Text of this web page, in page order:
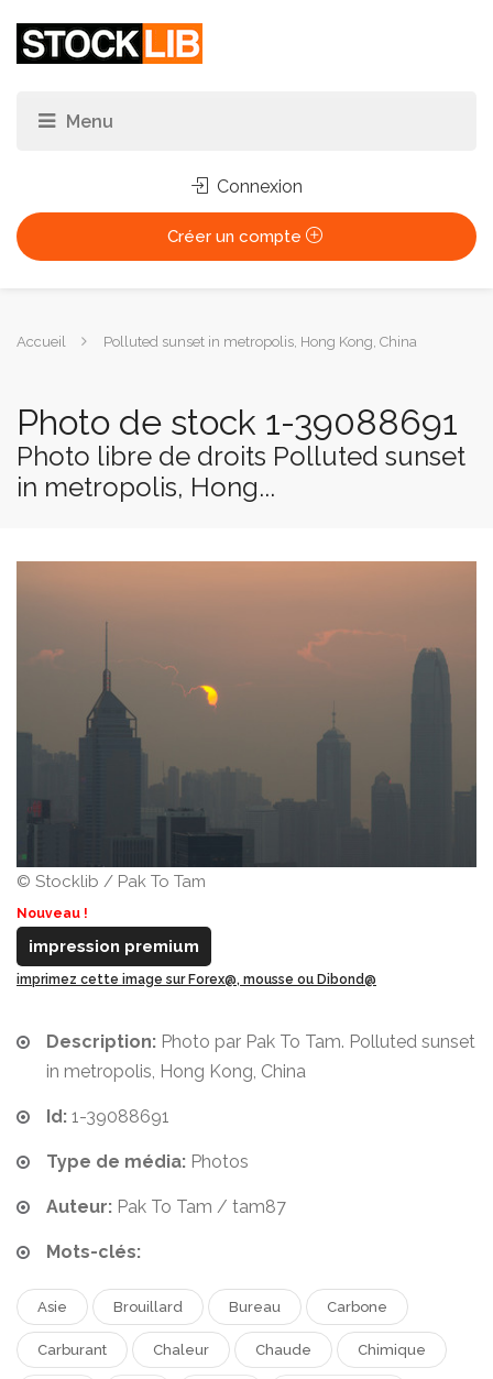
Connexion
Créer un compte
Vous
Accueil Polluted sunset in metropolis, Hong Kong, China
Photo de stock 1-39088691
Photo libre de droits Polluted sunset
in metropolis, Hong...
© Stocklib / Pak To Tam
Nouveau !
impression premium
imprimez cette image sur Forex@, mousse ou Dibond@
Description: Photo par Pak To Tam. Polluted sunset
in metropolis, Hong Kong, China
Id: 1-39088691
Type de média: Photos
Auteur: Pak To Tam / tam87
Mots-clés:
Asie Brouillard Bureau Carbone
Carburant Chaleur Chaude Chimique